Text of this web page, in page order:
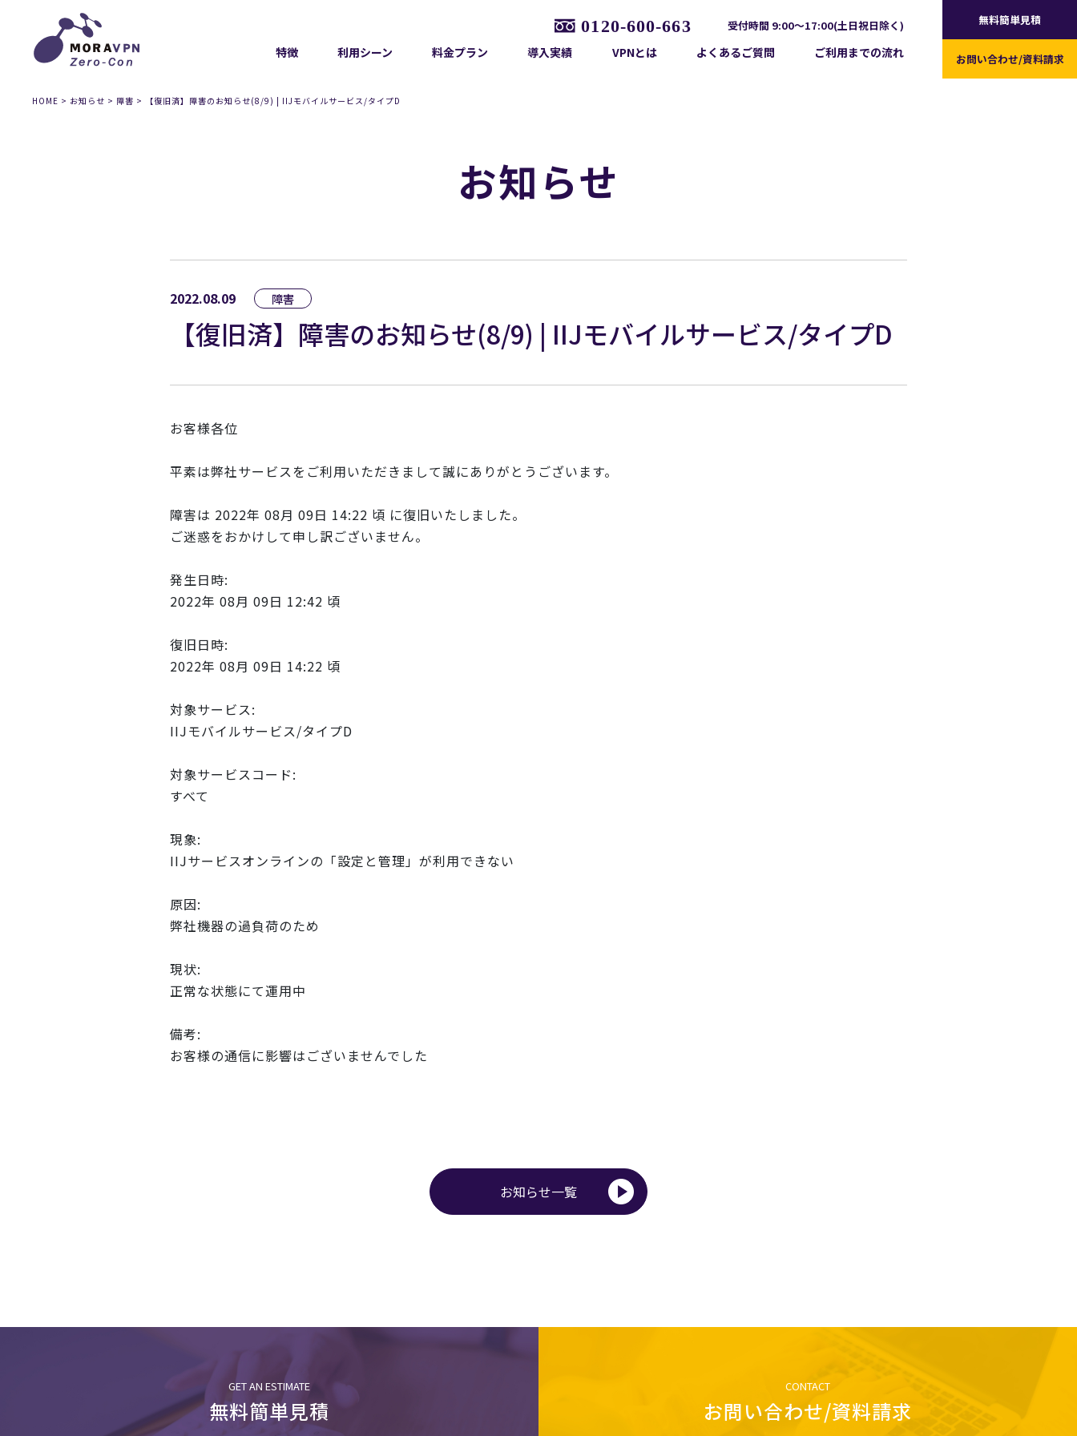
受付時間 9:00～17:00(土日祝日除く)
特徴 利用シーン 料金プラン 導入実績 VPNとは よくあるご質問 ご利用までの流れ
無料簡単見積
お問い合わせ/資料請求
HOME > お知らせ > 障害 > 【復旧済】障害のお知らせ(8/9) | IIJモバイルサービス/タイプD
お知らせ
2022.08.09 障害
【復旧済】障害のお知らせ(8/9) | IIJモバイルサービス/タイプD
お客様各位
平素は弊社サービスをご利用いただきまして誠にありがとうござい ます。
障害は 2022年 08月 09日 14:22 頃 に復旧いたしました。
ご迷惑をおかけして申し訳ございません。
発生日時:
2022年 08月 09日 12:42 頃
復旧日時:
2022年 08月 09日 14:22 頃
対象サービス:
IIJモバイルサービス/タイプD
対象サービスコード:
すべて
現象:
IIJサービスオンラインの「設定と管理」が利用できない
原因:
弊社機器の過負荷のため
現状:
正常な状態にて運用中
備考:
お客様の通信に影響はございませんでした
お知らせ一覧
GET AN ESTIMATE
無料簡単見積
CONTACT
お問い合わせ/資料請求